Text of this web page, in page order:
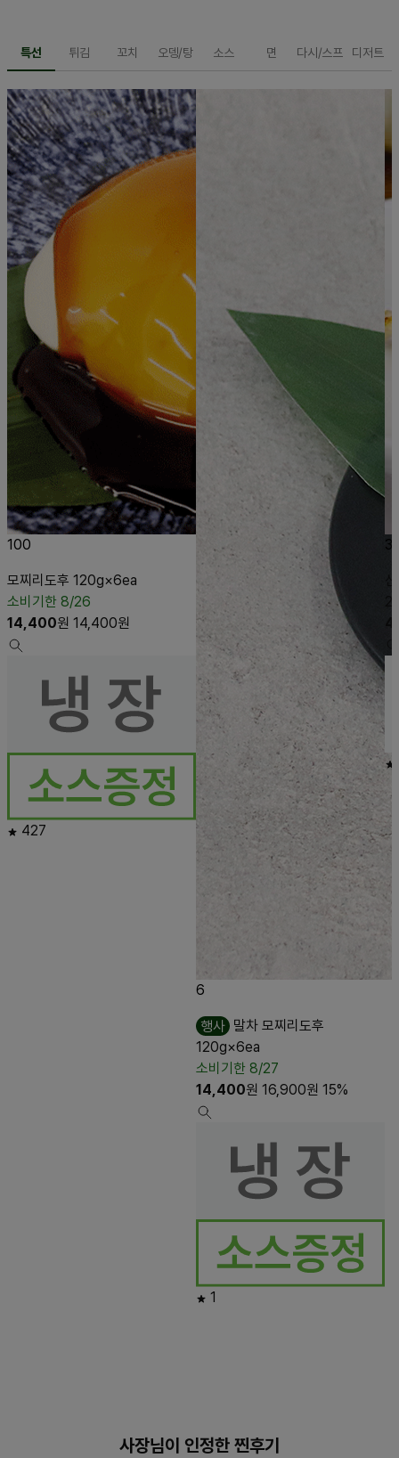
특선 튀김 꼬치 오뎅/탕 소스 면 다시/스프 디저트
100
모찌리도후 120g×6ea
소비기한 8/26
14,400원 14,400원
427
6
행사 말차 모찌리도후
120g×6ea
소비기한 8/27
14,400원 16,900원 15%
1
사장님이 인정한 찐후기